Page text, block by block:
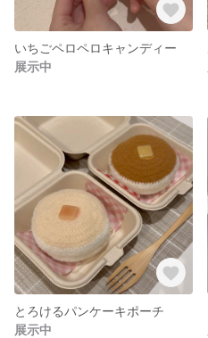
いちごペロペロキャンディー
展示中
とろけるパンケーキポーチ
展示中